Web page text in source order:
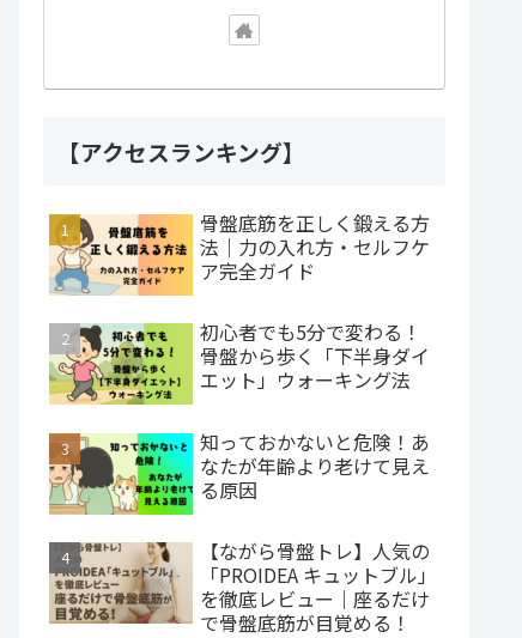
【アクセスランキング】
骨盤底筋を正しく鍛える方
法｜力の入れ方・セルフケ
ア完全ガイド
初心者でも5分で変わる！
骨盤から歩く「下半身ダイ
エット」ウォーキング法
知っておかないと危険！あ
なたが年齢より老けて見え
る原因
【ながら骨盤トレ】人気の
「PROIDEA キュットブル」
を徹底レビュー｜座るだけ
で骨盤底筋が目覚める！